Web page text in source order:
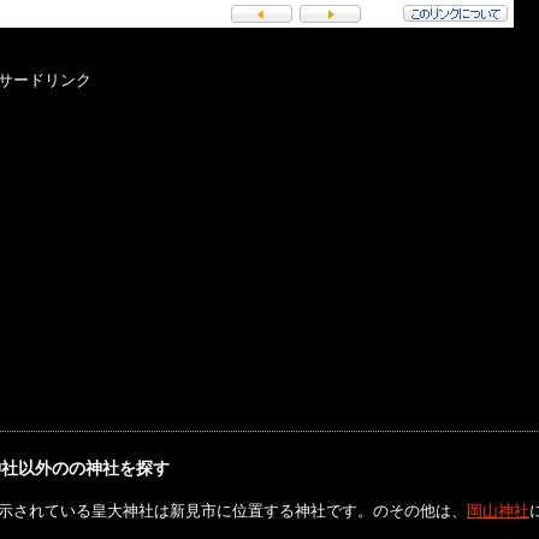
ードリンク
以外のの神社を探す
されている皇大神社は新見市に位置する神社です。のその他は、 岡山神社